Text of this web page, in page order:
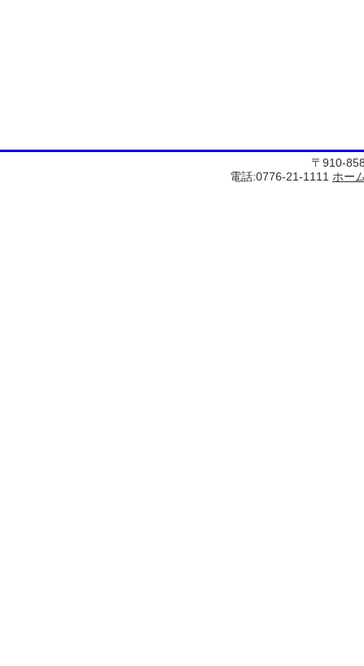
〒910-
電話:0776-21-1111 ホー